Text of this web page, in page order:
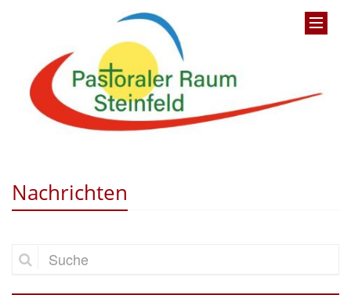
Nachrichten
Suche